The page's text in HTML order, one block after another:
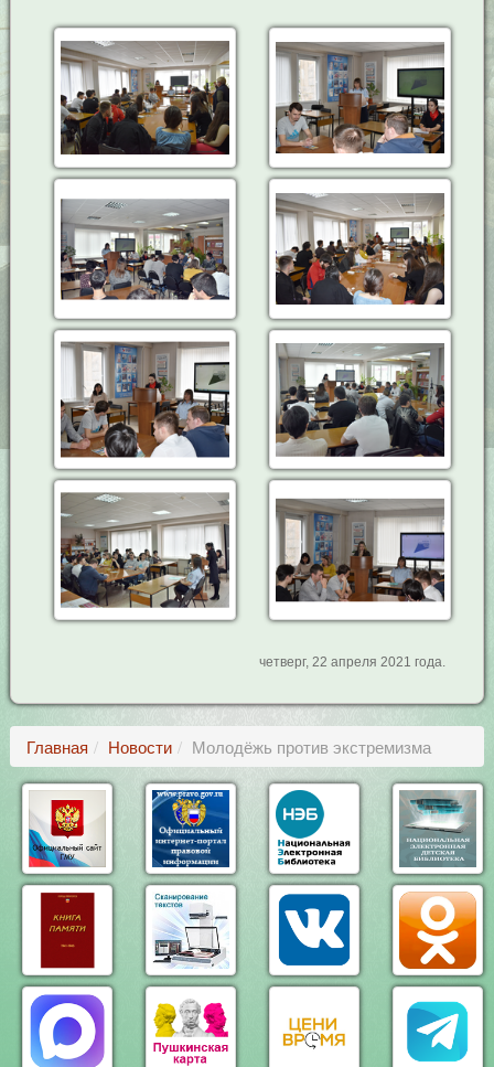
четверг, 22 апреля 2021 года.
Главная Новости Молодёжь против экстремизма